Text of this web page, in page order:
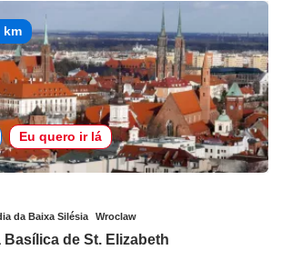
km
Eu quero ir lá
da Baixa Silésia Wroclaw
de St. Elizabeth